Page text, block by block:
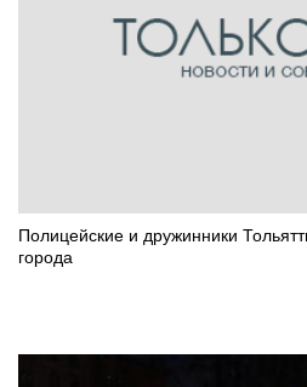
Полицейские и дружинники
города